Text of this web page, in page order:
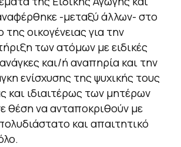
-μεταξύ άλλων- στο
οικογένειας για την
των ατόμων με ειδικές
και/ή αναπηρία και την
ενίσχυσης της ψυχικής τους
και ιδιαιτέρως των μητέρων
θέση να ανταποκριθούν με
και απαιτητικό